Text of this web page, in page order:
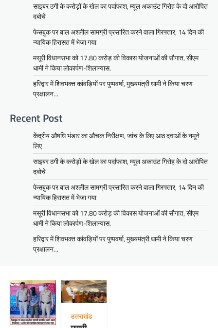
साइबर ठगी के करोड़ों के खेल का पर्दाफाश, म्यूल अकाउंट गिरोह के दो आरोपित
दबोचे
फेसबुक पर बाल अश्लील सामग्री प्रसारित करने वाला गिरफ्तार, 14 दिन की
न्यायिक हिरासत में भेजा गया
मसूरी विधानसभा को 17.80 करोड़ की विकास योजनाओं की सौगात, सीएम
धामी ने किया लोकार्पण-शिलान्यास.
हरिद्वार में शिवभक्त कांवड़ियों पर पुष्पवर्षा, मुख्यमंत्री धामी ने किया चरण
प्रक्षालन…
Recent Post
केंद्रीय औषधि भंडार का औचक निरीक्षण, जांच के लिए आठ दवाओं के नमूने
लिए
साइबर ठगी के करोड़ों के खेल का पर्दाफाश, म्यूल अकाउंट गिरोह के दो आरोपित
दबोचे
फेसबुक पर बाल अश्लील सामग्री प्रसारित करने वाला गिरफ्तार, 14 दिन की
न्यायिक हिरासत में भेजा गया
मसूरी विधानसभा को 17.80 करोड़ की विकास योजनाओं की सौगात, सीएम
धामी ने किया लोकार्पण-शिलान्यास.
हरिद्वार में शिवभक्त कांवड़ियों पर पुष्पवर्षा, मुख्यमंत्री धामी ने किया चरण
प्रक्षालन…
उत्तराखंड